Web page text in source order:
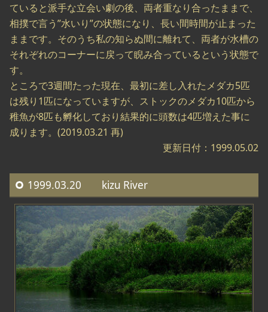
ていると派手な立会い劇の後、両者重なり合ったままで、
相撲で言う”水いり”の状態になり、長い間時間が止まった
ままです。そのうち私の知らぬ間に離れて、両者が水槽の
それぞれのコーナーに戻って睨み合っているという状態で
す。
ところで3週間たった現在、最初に差し入れたメダカ5匹
は残り1匹になっていますが、ストックのメダカ10匹から
稚魚が8匹も孵化しており結果的に頭数は4匹増えた事に
成ります。(2019.03.21 再)
更新日付：1999.05.02
1999.03.20 kizu River